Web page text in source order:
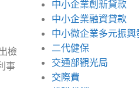
檢
事
中小企業創新貸款
中小企業融資貸款
中小微企業多元振興
二代健保
交通部觀光局
交際費